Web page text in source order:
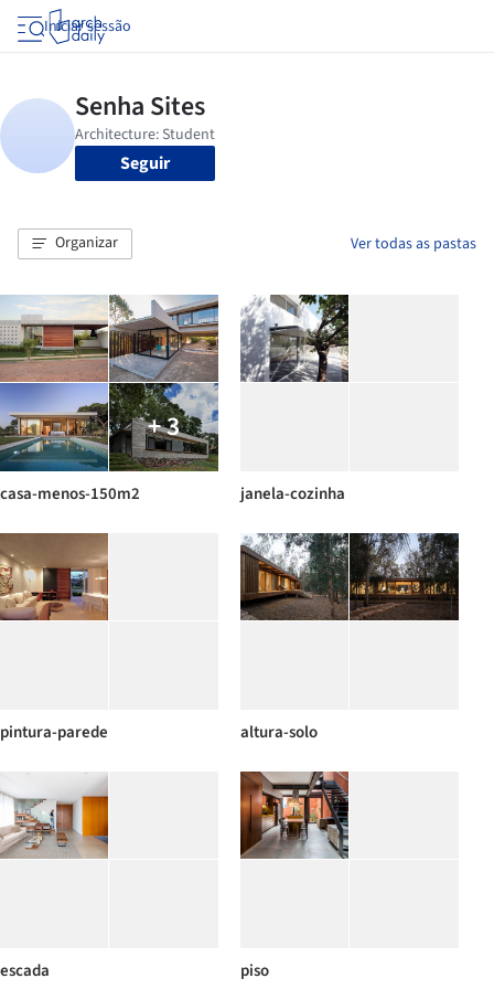
Iniciar sessão
Seguir
Organizar Ver todas as pastas
+ 3
casa-menos-150m2 janela-cozinha
pintura-parede altura-solo
escada piso